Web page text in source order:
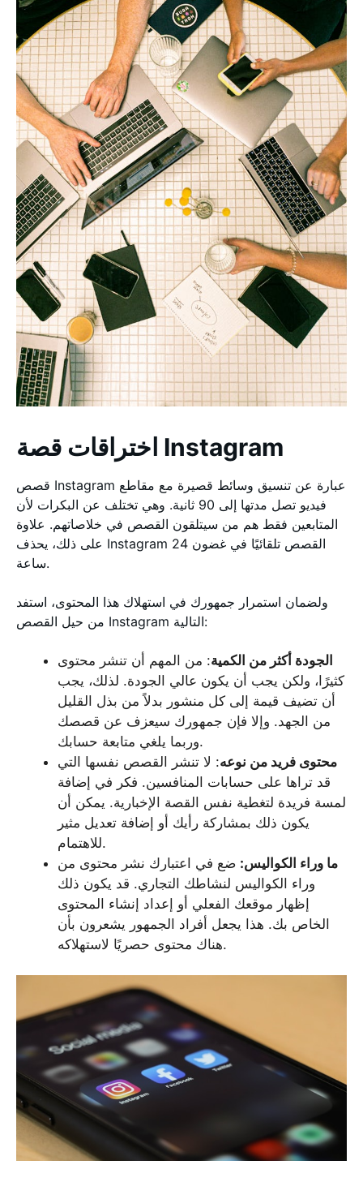
اختراقات قصة Instagram
قصص Instagram عبارة عن تنسيق وسائط قصيرة مع مقاطع
فيديو تصل مدتها إلى 90 ثانية. وهي تختلف عن البكرات لأن
المتابعين فقط هم من سيتلقون القصص في خلاصاتهم. علاوة
على ذلك، يحذف Instagram القصص تلقائيًا في غضون 24
ساعة.
ولضمان استمرار جمهورك في استهلاك هذا المحتوى، استفد
من حيل القصص Instagram التالية:
الجودة أكثر من الكمية: من المهم أن تنشر محتوى
كثيرًا، ولكن يجب أن يكون عالي الجودة. لذلك، يجب
أن تضيف قيمة إلى كل منشور بدلاً من بذل القليل
من الجهد. وإلا فإن جمهورك سيعزف عن قصصك
وربما يلغي متابعة حسابك.
محتوى فريد من نوعه: لا تنشر القصص نفسها التي
قد تراها على حسابات المنافسين. فكر في إضافة
لمسة فريدة لتغطية نفس القصة الإخبارية. يمكن أن
يكون ذلك بمشاركة رأيك أو إضافة تعديل مثير
للاهتمام.
ما وراء الكواليس: ضع في اعتبارك نشر محتوى من
وراء الكواليس لنشاطك التجاري. قد يكون ذلك
إظهار موقعك الفعلي أو إعداد إنشاء المحتوى
الخاص بك. هذا يجعل أفراد الجمهور يشعرون بأن
هناك محتوى حصريًا لاستهلاكه.